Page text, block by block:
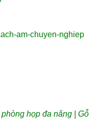
họp đa năng | Gỗ